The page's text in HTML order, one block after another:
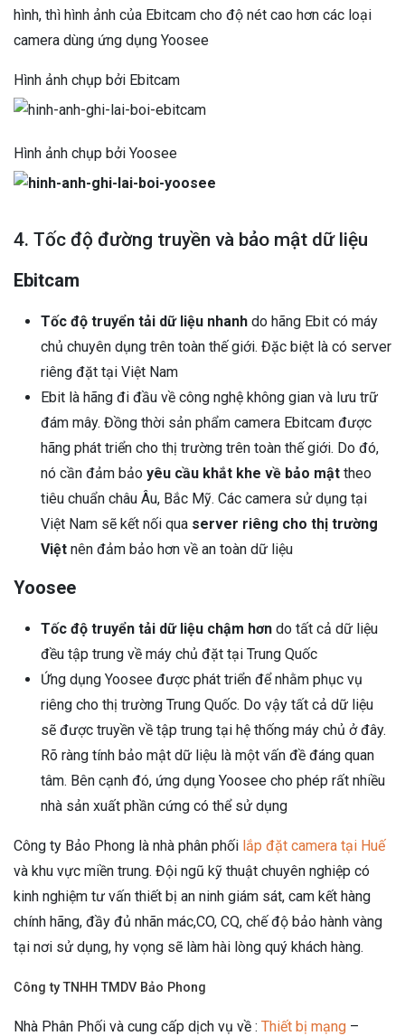
hình, thì hình ảnh của Ebitcam cho độ nét cao hơn các loại
camera dùng ứng dụng Yoosee
Hình ảnh chụp bởi Ebitcam
Hình ảnh chụp bởi Yoosee
4. Tốc độ đường truyền và bảo mật dữ liệu
Ebitcam
Tốc độ truyển tải dữ liệu nhanh do hãng Ebit có máy
chủ chuyên dụng trên toàn thế giới. Đặc biệt là có server
riêng đặt tại Việt Nam
Ebit là hãng đi đầu về công nghệ không gian và lưu trữ
đám mây. Đồng thời sản phẩm camera Ebitcam được
hãng phát triển cho thị trường trên toàn thế giới. Do đó,
nó cần đảm bảo yêu cầu khắt khe về bảo mật theo
tiêu chuẩn châu Âu, Bắc Mỹ. Các camera sử dụng tại
Việt Nam sẽ kết nối qua server riêng cho thị trường
Việt nên đảm bảo hơn về an toàn dữ liệu
Yoosee
Tốc độ truyển tải dữ liệu chậm hơn do tất cả dữ liệu
đều tập trung về máy chủ đặt tại Trung Quốc
Ứng dụng Yoosee được phát triển để nhằm phục vụ
riêng cho thị trường Trung Quốc. Do vậy tất cả dữ liệu
sẽ được truyền về tập trung tại hệ thống máy chủ ở đây.
Rõ ràng tính bảo mật dữ liệu là một vấn đề đáng quan
tâm. Bên cạnh đó, ứng dụng Yoosee cho phép rất nhiều
nhà sản xuất phần cứng có thể sử dụng
Công ty Bảo Phong là nhà phân phối lắp đặt camera tại Huế
và khu vực miền trung. Đội ngũ kỹ thuật chuyên nghiệp có
kinh nghiệm tư vấn thiết bị an ninh giám sát, cam kết hàng
chính hãng, đầy đủ nhãn mác,CO, CQ, chế độ bảo hành vàng
tại nơi sử dụng, hy vọng sẽ làm hài lòng quý khách hàng.
Công ty TNHH TMDV Bảo Phong
Nhà Phân Phối và cung cấp dịch vụ về : Thiết bị mạng –